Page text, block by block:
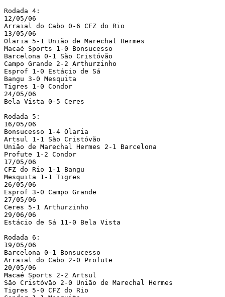
Rodada 4:
12/05/06
Arraial do Cabo 0-6 CFZ do Rio
13/05/06
Olaria 5-1 União de Marechal Hermes
Macaé Sports 1-0 Bonsucesso
Barcelona 0-1 São Cristóvão
Campo Grande 2-2 Arthurzinho
Esprof 1-0 Estácio de Sá
Bangu 3-0 Mesquita
Tigres 1-0 Condor
24/05/06
Bela Vista 0-5 Ceres
Rodada 5:
16/05/06
Bonsucesso 1-4 Olaria
Artsul 1-1 São Cristóvão
União de Marechal Hermes 2-1 Barcelona
Profute 1-2 Condor
17/05/06
CFZ do Rio 1-1 Bangu
Mesquita 1-1 Tigres
26/05/06
Esprof 3-0 Campo Grande
27/05/06
Ceres 5-1 Arthurzinho
29/06/06
Estácio de Sá 11-0 Bela Vista
Rodada 6:
19/05/06
Barcelona 0-1 Bonsucesso
Arraial do Cabo 2-0 Profute
20/05/06
Macaé Sports 2-2 Artsul
São Cristóvão 2-0 União de Marechal Hermes
Tigres 5-0 CFZ do Rio